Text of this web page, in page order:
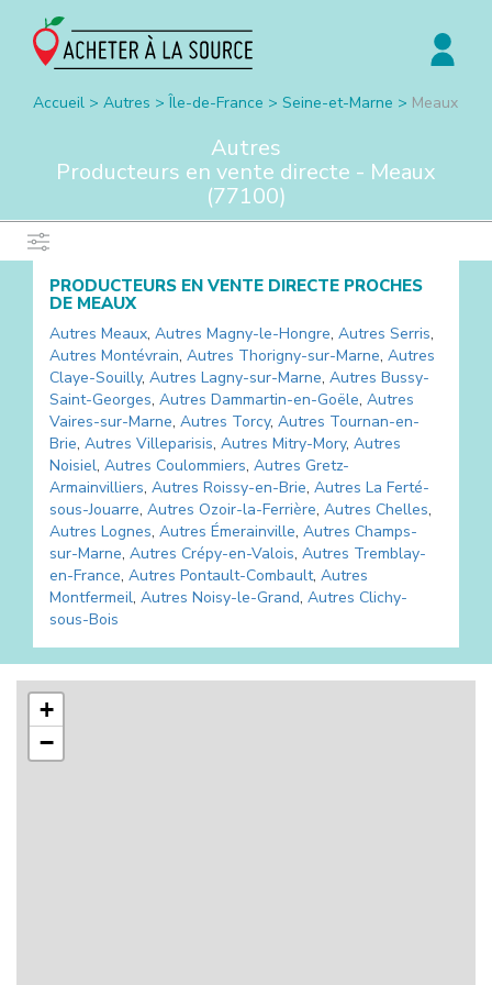
Accueil > Autres >Île-de-France > Seine-et-Marne > Meaux
Autres
Producteurs en vente directe - Meaux
(77100)
PRODUCTEURS EN VENTE DIRECTE PROCHES
DE MEAUX
Autres Meaux, Autres Magny-le-Hongre, Autres Serris,
Autres Montévrain, Autres Thorigny-sur-Marne, Autres
Claye-Souilly, Autres Lagny-sur-Marne, Autres Bussy-
Saint-Georges, Autres Dammartin-en-Goële, Autres
Vaires-sur-Marne, Autres Torcy, Autres Tournan-en-
Brie, Autres Villeparisis, Autres Mitry-Mory, Autres
Noisiel, Autres Coulommiers, Autres Gretz-
Armainvilliers, Autres Roissy-en-Brie, Autres La Ferté-
sous-Jouarre, Autres Ozoir-la-Ferrière, Autres Chelles,
Autres Lognes, Autres Émerainville, Autres Champs-
sur-Marne, Autres Crépy-en-Valois, Autres Tremblay-
en-France, Autres Pontault-Combault, Autres
Montfermeil, Autres Noisy-le-Grand, Autres Clichy-
sous-Bois
+
−